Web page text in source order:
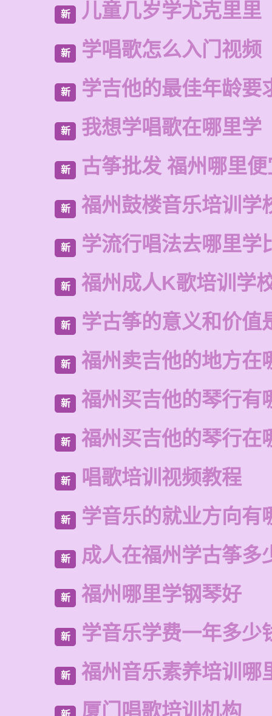
新 儿童几岁学尤克里里
新 学唱歌怎么入门视频
新 学吉他的最佳年龄要
新 我想学唱歌在哪里学
新 古筝批发 福州哪里
新 福州鼓楼音乐培训学
新 学流行唱法去哪里学
新 福州成人K歌培训学
新 学古筝的意义和价值
新 福州卖吉他的地方在
新 福州买吉他的琴行有
新 福州买吉他的琴行在
新 唱歌培训视频教程
新 学音乐的就业方向有
新 成人在福州学古筝多
新 福州哪里学钢琴好
新 学音乐学费一年多少
新 福州音乐素养培训哪
厦门唱歌培训机构